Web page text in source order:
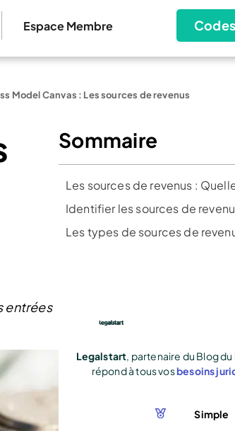
Espace Membre
Model Canvas : Les sources de revenus
entrées
Sommaire
Les sources de revenus :
Identifier les sources de
Les types de sources de
Legalstart, partenaire du Blog
répond à tous vosbesoins
Simple